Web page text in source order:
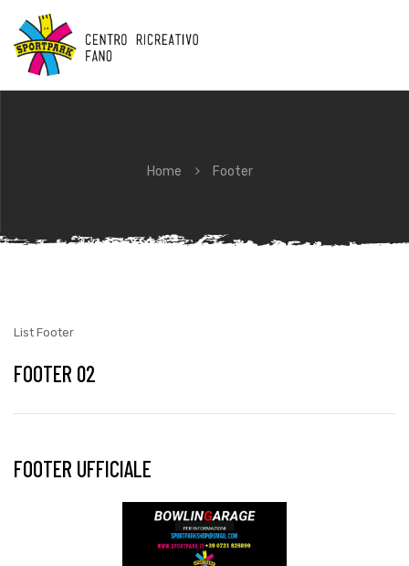
Home Footer
List Footer
FOOTER 02
FOOTER UFFICIALE